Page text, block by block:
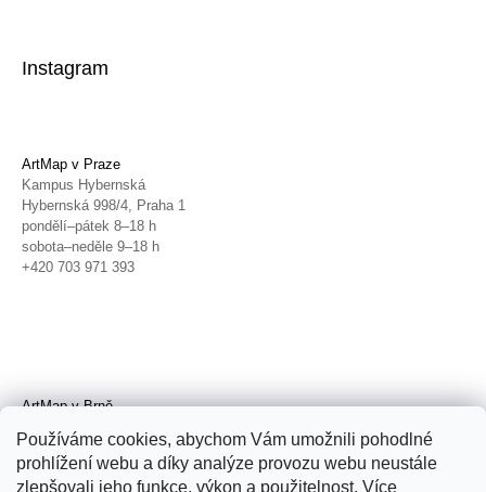
Používáme cookies, abychom Vám umožnili pohodlné
prohlížení webu a díky analýze provozu webu neustále
zlepšovali jeho funkce, výkon a použitelnost. Více
Instagram
ArtMap v Praze
Kampus Hybernská
Hybernská 998/4, Praha 1
pondělí–pátek 8–18 h
sobota–neděle 9–18 h
+420 703 971 393
ArtMap v Brně
Radnická 4, Brno
úterý–pátek 11–19 h
sobota 14–19 h